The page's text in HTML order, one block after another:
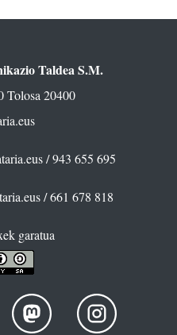
Taldea S.M.
Tolosa 20400
/ 943 655 695
/ 661 678 818
garatua